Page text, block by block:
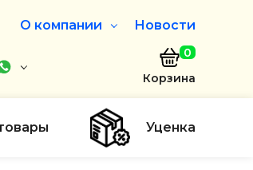
О компании
программа
Новости
0
Корзина
Уценка